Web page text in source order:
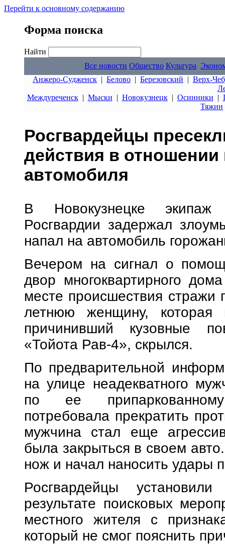
Перейти к основному содержанию
Форма поиска
Найти
Все новости Общество Культура
Анжеро-Судженск | Белово | Березовский | Верх-
Междуреченск| Мыски | Новокузнецк| Осинники |
Тяжин
Росгвардейцы
действия в отношении
автомобиля
В Новокузнецке экипаж
Росгвардии задержал
напал на автомобиль
Вечером на сигнал о
двор многоквартирного
месте происшествия стражи
летнюю женщину, которая
причинивший кузовные
«Тойота Рав-4», скрылся.
По предварительной
на улице неадекватного
по ее
потребовала прекратить
мужчина стал еще
была закрыться в своем
нож и начал наносить удары
Росгвардейцы
результате поисковых
местного жителя с
который не смог пояснить